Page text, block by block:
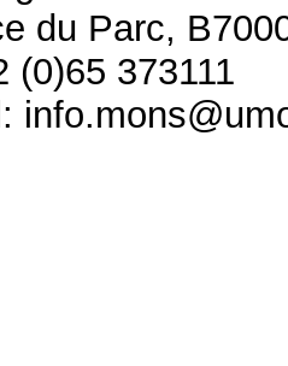
du Parc,
(0)65 373111